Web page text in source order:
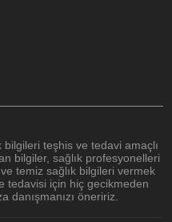
bilgileri teşhis ve tedavi amaçlı
bilgiler, sağlık profesyonelleri
temiz sağlık bilgileri vermek
tedavisi için hiç gecikmeden
danışmanızı öneririz.